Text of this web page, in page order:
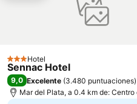
3 Estrellas
Hotel
Sennac Hotel
9,0 Excelente (3.480 puntuaciones)
Mar del Plata, a 0.4 km de: